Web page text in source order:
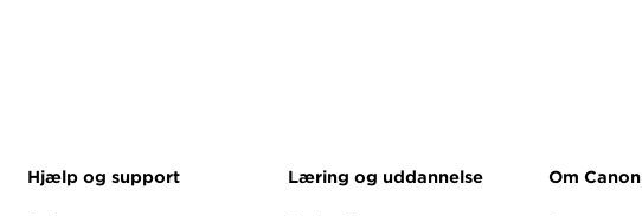
Hjælp og support Læring og uddannelse Om Canon